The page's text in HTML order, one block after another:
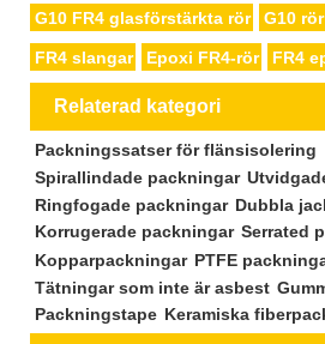
G10 FR4 glasförstärkta rör G10 rör
FR4 slangar Epoxi FR4-rör FR4
Relaterad kategori
Packningssatser för flänsisolering
Spirallindade packningar
Ringfogade packningar Dubbla
Korrugerade packningar Serrated
Kopparpackningar PTFE
Tätningar som inte är asbest
Packningstape Keramiska